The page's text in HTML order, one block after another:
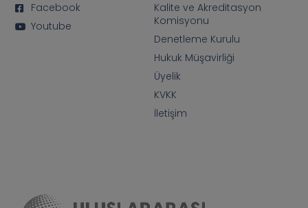
Kalite ve Akreditasyon
Komisyonu
Denetleme Kurulu
Hukuk Müşavirliği
Üyelik
KVKK
İletişim
Facebook
Youtube